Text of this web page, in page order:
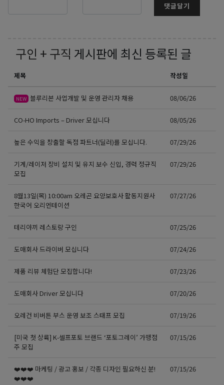
댓글달기
구인 + 구직 게시판에 최신 등록된 글
제목 작성일
NEW 블루리본 사업개발 및 운영 관리자 채용 08/06/26
CO-HO Imports – Driver 모십니다 08/05/26
높은 수익을 창출할 독점 파트너(딜러)를 모십니다. 07/29/26
기계/레이저 장비 설치 및 유지 보수 신입, 경력 정규직
모집
07/29/26
8월13일(목) 10:00am 오레곤 요양보호사 활동지원사
한국어 오리엔테이션
07/27/26
테리야끼 레스토랑 구인 07/25/26
도매회사 드라이버 모십니다 07/24/26
제품 리뷰 체험단 모집합니다! 07/23/26
도매회사 Driver 모십니다 07/20/26
오레건 비버튼 부스 운영 보조 스태프 모집 07/19/26
[미국 첫 상륙] K-셀프포토 브랜드 ‘포토그레이’ 가맹점
주 모집
07/15/26
❤️❤️❤️ 마케팅 / 광고 홍보 / 각종 디자인 필요하신 분!
❤️❤️❤️
07/15/26